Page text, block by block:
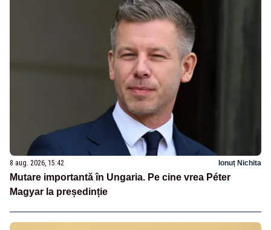
8 aug. 2026, 15:42 Ionuț Nichita
Mutare importantă în Ungaria. Pe cine vrea Péter
Magyar la președinție